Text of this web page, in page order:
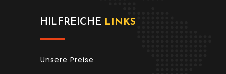
HILFREICHE LINKS
Unsere Preise